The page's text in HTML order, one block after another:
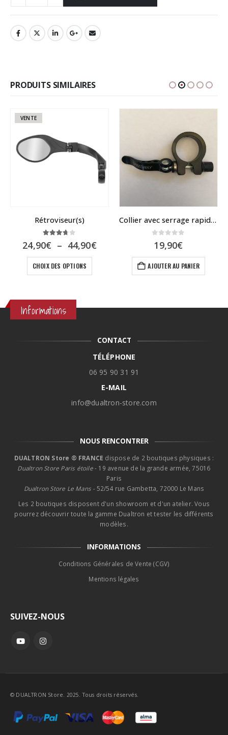
PRODUITS SIMILAIRES
VENTE
Rétroviseur(s)
24,90€ – 44,90€Plage
CHOIX DES OPTIONS
Ce produit a plusieurs variations. Les options peuvent être choisies sur la page du produit
Collier avec serrage rapide pour Speedway mini 4
19,90€
AJOUTER AU PANIER
Informations
CONTACT
TÉLÉPHONE
06 95 90 31 91
E-MAIL
info@dualtron-store.com
NOUS RENCONTRER
DUALTRON Store ® FRANCE dispose de 2 boutiques physiques :
Dualtron Store Paris étoile- 19 avenue de la grande armée, 75016
Paris
Dualtron Store Le Mans - 52/54 rue Gambetta, 72000 Le Mans
Les 2 boutiques disposent d'un showroom et d'un atelier. Vous
pourrez découvrir toute la gamme Dualtron et tester les différents
modèles.
INFORMATIONS
Conditions Générales de Vente (CGV)
Mentions légales
SUIVEZ-NOUS
© DUALTRON Store. 2025. Tous droits réservés.